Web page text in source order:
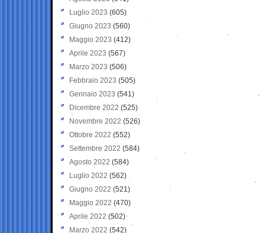
Luglio 2023 (605)
Giugno 2023 (560)
Maggio 2023 (412)
Aprile 2023 (567)
Marzo 2023 (506)
Febbraio 2023 (505)
Gennaio 2023 (541)
Dicembre 2022 (525)
Novembre 2022 (526)
Ottobre 2022 (552)
Settembre 2022 (584)
Agosto 2022 (584)
Luglio 2022 (562)
Giugno 2022 (521)
Maggio 2022 (470)
Aprile 2022 (502)
Marzo 2022 (542)